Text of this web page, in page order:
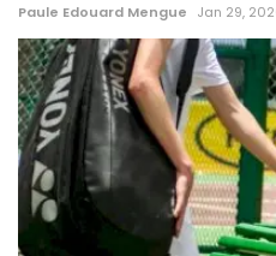
Paule Edouard Mengue Jan 29,